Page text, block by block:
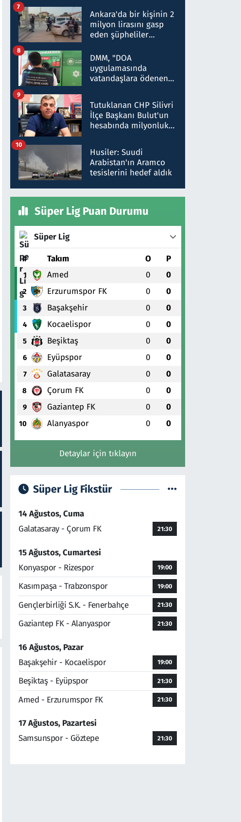
ifadelerinden ortaya
çıkan tablo şok etti
Ankara'da bir kişinin 2
milyon lirasını gasp
eden şüpheliler
7
DMM, "DOA
uygulamasında
vatandaşlara ödenen
düşürüldüğü" iddiasını
yalanladı
8
Tutuklanan CHP Silivri
İlçe Başkanı Bulut'un
hesabında milyonluk
talimat verdi, ben
gönderdim
9
Husiler: Suudi
Arabistan'ın Aramco
tesislerini hedef aldık
10
Süper Lig Puan Durumu
Süper Lig
# Takım O P
1 Amed 0 0
2 Erzurumspor FK 0 0
3 Başakşehir 0 0
4 Kocaelispor 0 0
5 Beşiktaş 0 0
6 Eyüpspor 0 0
7 Galatasaray 0 0
8 Çorum FK 0 0
9 Gaziantep FK 0 0
10 Alanyaspor 0 0
Detaylar için tıklayın
Süper Lig Fikstür
14 Ağustos, Cuma
Galatasaray - Çorum FK
21:30
15 Ağustos, Cumartesi
Konyaspor - Rizespor
19:00
Kasımpaşa - Trabzonspor 19:00
Gençlerbirliği S.K. - Fenerbahçe 21:30
Gaziantep FK - Alanyaspor 21:30
16 Ağustos, Pazar
Başakşehir - Kocaelispor
19:00
Beşiktaş - Eyüpspor 21:30
Amed - Erzurumspor FK 21:30
17 Ağustos, Pazartesi
Samsunspor - Göztepe
21:30